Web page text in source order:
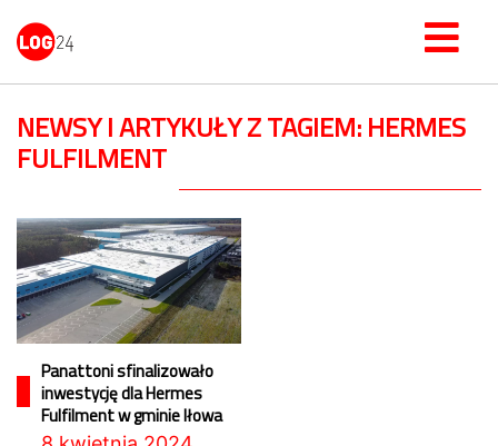
NEWSY I ARTYKUŁY Z TAGIEM: HERMES
FULFILMENT
Panattoni sfinalizowało
inwestycję dla Hermes
Fulfilment w gminie Iłowa